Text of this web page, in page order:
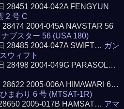
28451 2004-042A FENGYUN
2 号 C
28474 2004-045A NAVSTAR 56
ブスター 56 (USA 180)
28485 2004-047A SWIFT… ガン
ウィフト
28498 2004-049G PARASOL…
28622 2005-006A HIMAWARI 6…
まわり 6 号 (MTSAT-1R)
2005-017B HAMSAT… アマ